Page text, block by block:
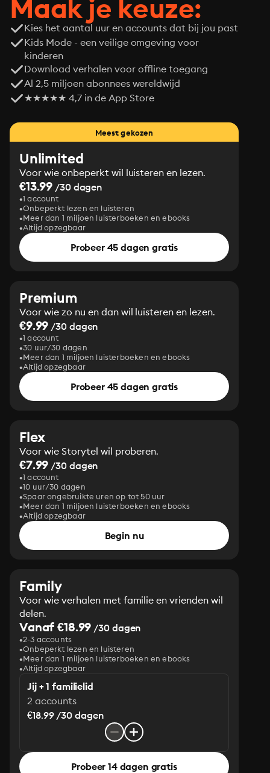
Maak je keuze:
Kies het aantal uur en accounts dat bij jou past
Kids Mode - een veilige omgeving voor
kinderen
Download verhalen voor offline toegang
Al 2,5 miljoen abonnees wereldwijd
★★★★★ 4,7 in de App Store
Meest gekozen
Unlimited
Voor wie onbeperkt wil luisteren en lezen.
€13.99 /30 dagen
1 account
Onbeperkt lezen en luisteren
Meer dan 1 miljoen luisterboeken en ebooks
Altijd opzegbaar
Probeer 45 dagen gratis
Premium
Voor wie zo nu en dan wil luisteren en lezen.
€9.99 /30 dagen
1 account
30 uur/30 dagen
Meer dan 1 miljoen luisterboeken en ebooks
Altijd opzegbaar
Probeer 45 dagen gratis
Flex
Voor wie Storytel wil proberen.
€7.99 /30 dagen
1 account
10 uur/30 dagen
Spaar ongebruikte uren op tot 50 uur
Meer dan 1 miljoen luisterboeken en ebooks
Altijd opzegbaar
Begin nu
Family
Voor wie verhalen met familie en vrienden wil
delen.
Vanaf €18.99 /30 dagen
2-3 accounts
Onbeperkt lezen en luisteren
Meer dan 1 miljoen luisterboeken en ebooks
Altijd opzegbaar
Jij + 1 familielid
2 accounts
€18.99 /30 dagen
Probeer 14 dagen gratis